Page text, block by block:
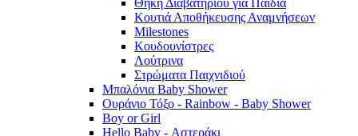
Θήκη Διαβατηρίου για Παιδιά
Κουτιά Αποθήκευσης Αναμνήσεων
Milestones
Κουδουνίστρες
Λούτρινα
Στρώματα Παιχνιδιού
Μπαλόνια Baby Shower
Ουράνιο Τόξο - Rainbow - Baby Shower
Boy or Girl
Hello Baby - Αστεράκι